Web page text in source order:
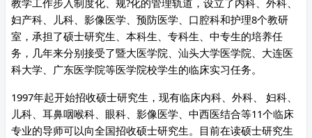
教学工作步入制度化、规?化的管理轨道，设立了内科、外科、
妇产科、儿科、影像医学、预防医学、口腔科和护理8个教研
室，承担了硕士研究生、本科生、专科生、中专生的培养任
务，几年来分别接受了暨大医学院、汕头大学医学院、大连医
科大学、广东医学院等医学院校学生的临床实习任务。
1997年起开始招收硕士研究生，现有临床内科、外科、 妇科、
儿科、耳鼻咽喉科、眼科、影像医学、中西医结合等11个临床
专业的导师可以向全国招收硕士研究生。目前在读硕士研究生